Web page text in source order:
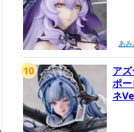
あ
ア
ポ
ネ
10